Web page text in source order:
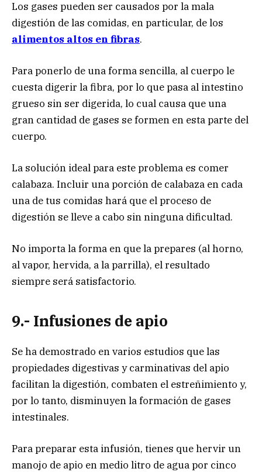
Los gases pueden ser causados por la mala
digestión de las comidas, en particular, de los
alimentos altos en fibras.
Para ponerlo de una forma sencilla, al cuerpo le
cuesta digerir la fibra, por lo que pasa al intestino
grueso sin ser digerida, lo cual causa que una
gran cantidad de gases se formen en esta parte del
cuerpo.
La solución ideal para este problema es comer
calabaza. Incluir una porción de calabaza en cada
una de tus comidas hará que el proceso de
digestión se lleve a cabo sin ninguna dificultad.
No importa la forma en que la prepares (al horno,
al vapor, hervida, a la parrilla), el resultado
siempre será satisfactorio.
9.- Infusiones de apio
Se ha demostrado en varios estudios que las
propiedades digestivas y carminativas del apio
facilitan la digestión, combaten el estreñimiento y,
por lo tanto, disminuyen la formación de gases
intestinales.
Para preparar esta infusión, tienes que hervir un
manojo de apio en medio litro de agua por cinco